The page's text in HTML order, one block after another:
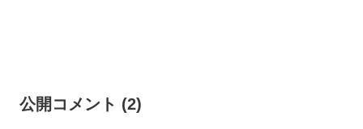
公開コメント (2)